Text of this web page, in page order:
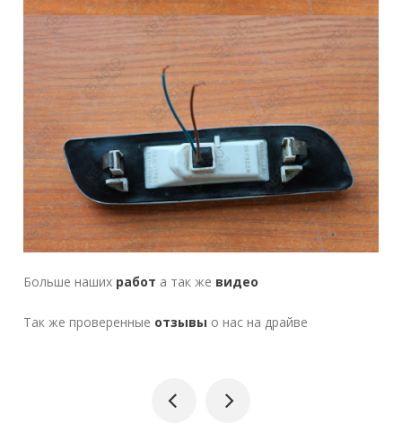
Больше наших работ а так же видео
Так же проверенные отзывы о нас на драйве